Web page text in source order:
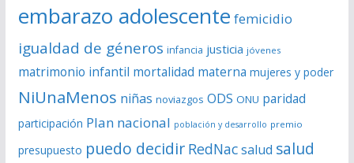
embarazo adolescente femicidio
igualdad de géneros infancia justicia jóvenes
matrimonio infantil mortalidad materna mujeres y poder
NiUnaMenos niñas noviazgos ODS ONU paridad
participación Plan nacional población y desarrollo premio
presupuesto puedo decidir RedNacsalud salud